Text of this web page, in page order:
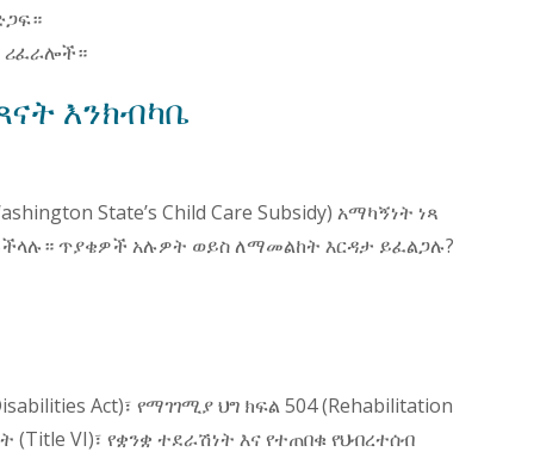
ሪፈራሎች።
እንክብካቤ
State’s Child Care Subsidy) አማካኝነት ነጻ
ጥያቄዎች አሉዎት ወይስ ለማመልከት እርዳታ ይፈልጋሉ?
Act)፣ የማገገሚያ ህግ ክፍል 504 (Rehabilitation
(Title VI)፣ የቋንቋ ተደራሽነት እና የተጠበቁ የህብረተሰብ